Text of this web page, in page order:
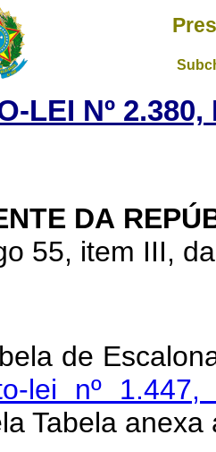
LEI Nº
DA
55, item III,
de
lei nº
Tabela